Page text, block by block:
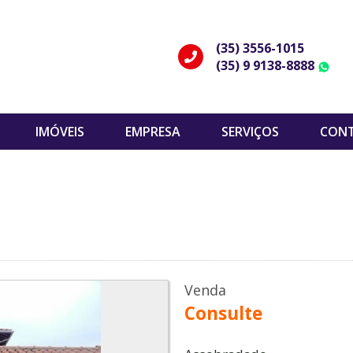
(35) 3556-1015
(35) 9 9138-8888
IMÓVEIS EMPRESA SERVIÇOS
Venda
Consulte